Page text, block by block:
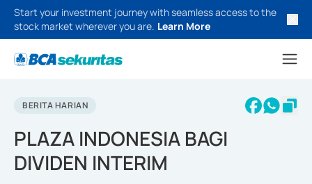
Start your investment journey with seamless access to the
stock market wherever you are. Learn More
BERITA HARIAN
PLAZA INDONESIA BAGI
DIVIDEN INTERIM